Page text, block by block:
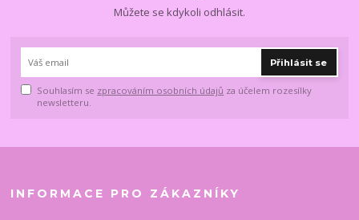
Můžete se kdykoli odhlásit.
Přihlásit se
Souhlasím se zpracováním osobních údajů za účelem rozesílky
newsletteru.
INFORMACE PRO ZÁKAZNÍKY